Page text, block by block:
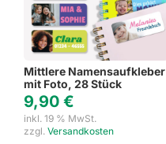
Mittlere Namensaufkleber
mit Foto, 28 Stück
9,90 €
inkl. 19 % MwSt.
zzgl. Versandkosten